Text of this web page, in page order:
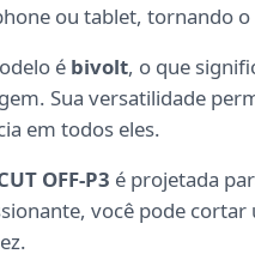
ou tablet, tornando
é bivolt, o que
Sua versatilidade
em todos eles.
OFF-P3 é projetada
você pode cortar